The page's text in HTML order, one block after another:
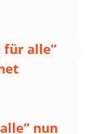
für alle“
nun